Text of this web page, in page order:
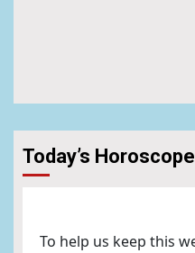
Today’s Horoscope